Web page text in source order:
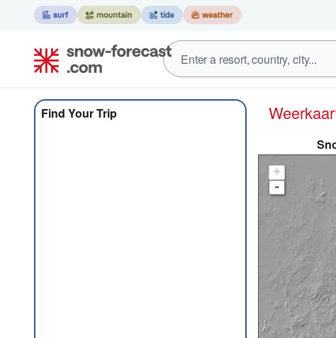
Find Your Trip
+
-